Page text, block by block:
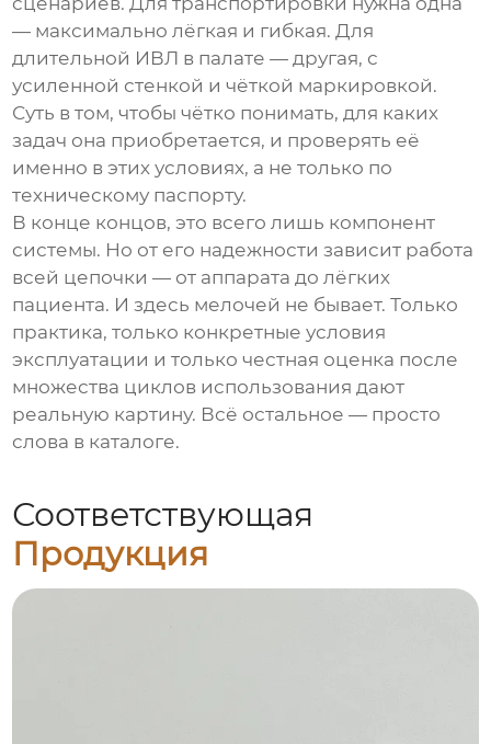
— максимально лёгкая и гибкая. Для
длительной ИВЛ в палате — другая, с
усиленной стенкой и чёткой маркировкой.
Суть в том, чтобы чётко понимать, для каких
задач она приобретается, и проверять её
именно в этих условиях, а не только по
техническому паспорту.
В конце концов, это всего лишь компонент
системы. Но от его надежности зависит работа
всей цепочки — от аппарата до лёгких
пациента. И здесь мелочей не бывает. Только
практика, только конкретные условия
эксплуатации и только честная оценка после
множества циклов использования дают
реальную картину. Всё остальное — просто
слова в каталоге.
Соответствующая
Продукция